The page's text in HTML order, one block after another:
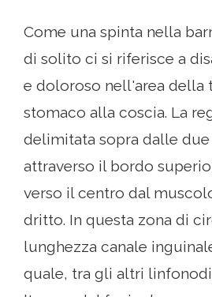
Come una spinta nella
di solito ci si riferisce a
e doloroso nell'area della
stomaco alla coscia. La
delimitata sopra dalle
attraverso il bordo
verso il centro dal
dritto. In questa zona di
lunghezza canale
quale, tra gli altri